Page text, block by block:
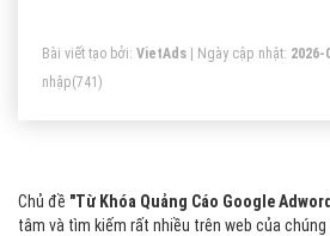
Bài viết tạo bởi: VietAds | Ngày cập nhật: 2026-
nhập(741)
Chủ đề "Từ Khóa Quảng Cáo Google
tâm và tìm kiếm rất nhiều trên web của chúng